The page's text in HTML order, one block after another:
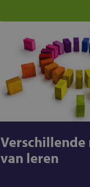
Verschillende
van leren